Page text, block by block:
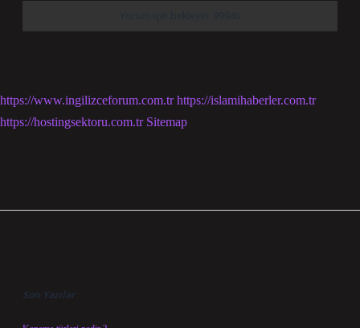
https://www.ingilizceforum.com.tr https://islamihaberler.com.tr
https://hostingsektoru.com.tr Sitemap
Son Yazılar